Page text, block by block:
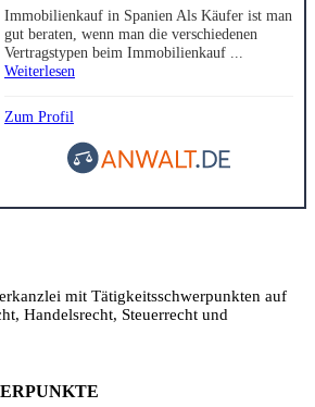
Immobilienkauf in Spanien Als Käufer ist man
gut beraten, wenn man die verschiedenen
Vertragstypen beim Immobilienkauf ...
Weiterlesen
Zum Profil
mit Tätigkeitsschwerpunkten auf
Handelsrecht, Steuerrecht und